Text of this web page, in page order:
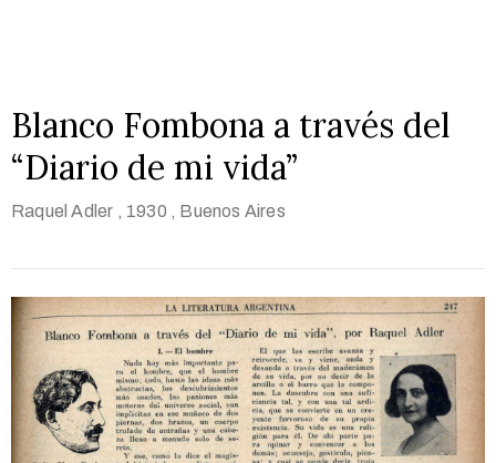
Blanco Fombona a través del
“Diario de mi vida”
Raquel Adler , 1930 , Buenos Aires